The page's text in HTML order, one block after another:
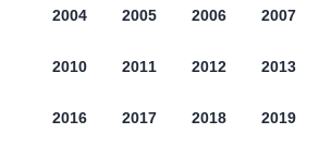
2004 2005 2006 2007
2010 2011 2012 2013
2016 2017 2018 2019